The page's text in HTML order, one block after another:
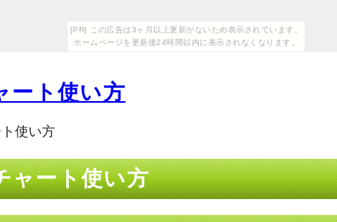
[PR] この広告は3ヶ月以上更新がないため表示されています。
ホームページを更新後24時間以内に表示されなくなります。
ート使い方
使い方
ャート使い方